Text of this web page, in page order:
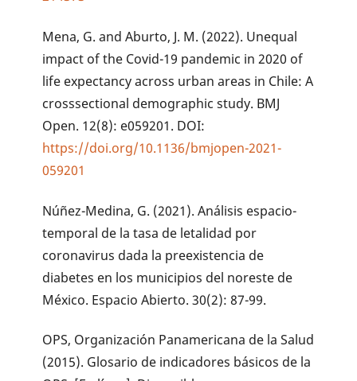
Mena, G. and Aburto, J. M. (2022). Unequal
impact of the Covid-19 pandemic in 2020 of
life expectancy across urban areas in Chile: A
crosssectional demographic study. BMJ
Open. 12(8): e059201. DOI:
https://doi.org/10.1136/bmjopen-2021-
059201
Núñez-Medina, G. (2021). Análisis espacio-
temporal de la tasa de letalidad por
coronavirus dada la preexistencia de
diabetes en los municipios del noreste de
México. Espacio Abierto. 30(2): 87-99.
OPS, Organización Panamericana de la Salud
(2015). Glosario de indicadores básicos de la